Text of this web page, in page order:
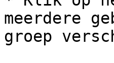
meerdere
groep